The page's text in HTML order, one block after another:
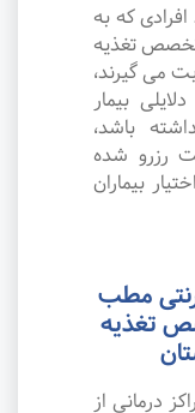
گفت ۹۹ درصد افرادی که به
تغذیه
می گیرند،
بیمار
باشد،
رزرو شده
بیماران
مطب
تغذیه
درمانی از